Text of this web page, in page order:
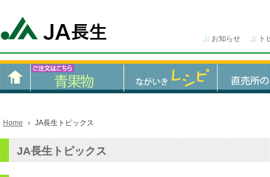
お知らせ ト
Home JA長生トピックス
JA長生トピックス